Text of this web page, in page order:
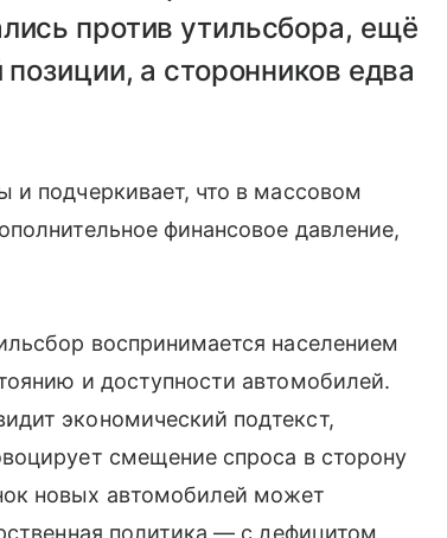
против утильсбора, ещё
а сторонников едва
и подчеркивает, что в массовом
финансовое давление,
воспринимается населением
и доступности автомобилей.
экономический подтекст,
смещение спроса в сторону
новых автомобилей может
политика — с дефицитом